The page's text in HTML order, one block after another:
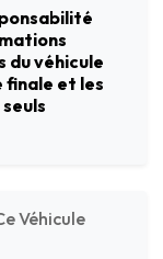
du véhicule
finale et les
Véhicule